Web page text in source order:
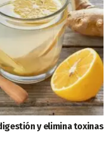
y elimina toxinas